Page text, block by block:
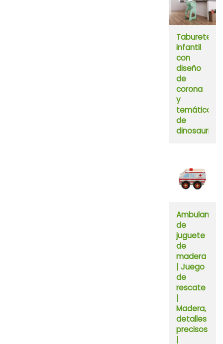
Taburete
infantil
con
diseño
de
corona
y
temática
de
dinosaurios
Ambulancia
de
juguete
de
madera
| Juego
de
rescate
Madera,
detalles
precisos